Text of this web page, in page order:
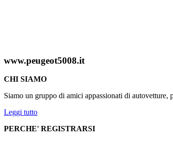
www.peugeot5008.it
CHI SIAMO
Siamo un gruppo di amici appassionati di autovetture,
Leggi tutto
PERCHE' REGISTRARSI